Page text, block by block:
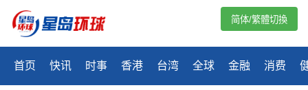
首页 快讯 时事 香港 台湾 全球 金融 消费
简体/繁體切換